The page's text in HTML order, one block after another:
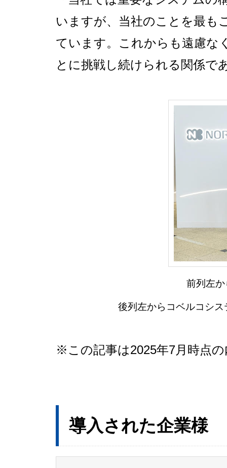
いますが、当社のことを最も
ています。これからも遠慮な
とに挑戦し続けられる関係で
前列左
後列左からコベルコシ
※この記事は2025年7月時点
導入された企業様